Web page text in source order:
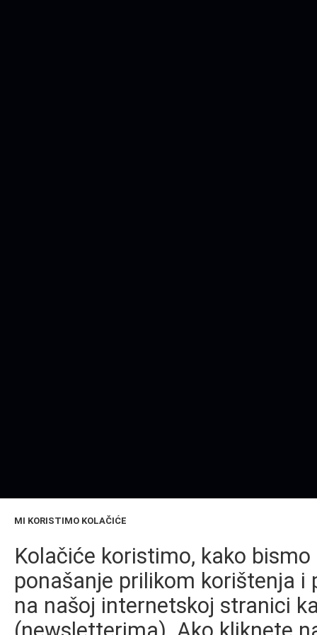
MI KORISTIMO KOLAČIĆE
Kolačiće koristimo, kako
ponašanje prilikom korištenja
na našoj internetskoj stranici